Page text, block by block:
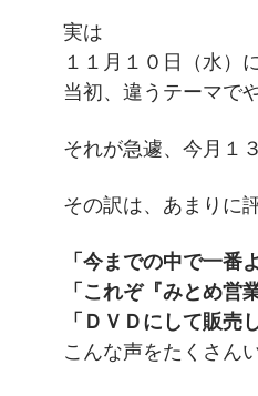
実は
１１月１０日（水）
当初、違うテーマで
それが急遽、今月１
その訳は、あまりに
「今までの中で一番
「これぞ『みとめ営
「ＤＶＤにして販
こんな声をたくさん